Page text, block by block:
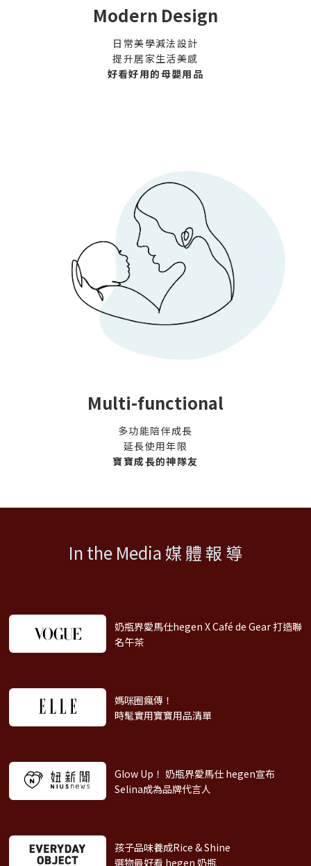
Modern Design
日常美學減法設計
提升居家生活美感
好看好用的母嬰用品
Multi-functional
多功能陪伴成長
延長使用年限
寶寶成長的神隊友
In the Media 媒 體 報 導
奶瓶界愛馬仕hegen X Café de Gear打造聯
名午茶
媽咪圈瘋傳！
時髦實用寶寶用品清單
Glow Up！ 奶瓶界愛馬仕 hegen宣布
Selina成為品牌代言人
孩子品味養成Rice & Shine
選物最好看 hegen 奶瓶